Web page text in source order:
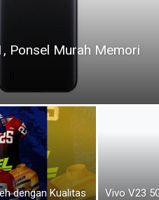
Ponsel Murah Memori
dengan Kualitas
Vivo V23